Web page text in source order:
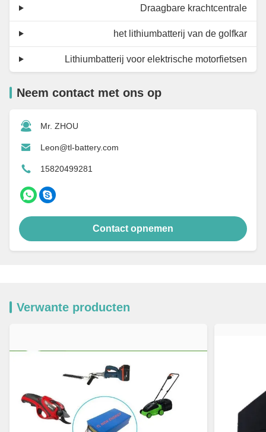
Draagbare krachtcentrale
het lithiumbatterij van de golfkar
Lithiumbatterij voor elektrische motorfietsen
Neem contact met ons op
Mr. ZHOU
Leon@tl-battery.com
15820499281
Contact opnemen
Verwante producten